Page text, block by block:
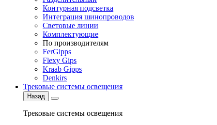
Контурная подсветка
Интеграция шинопроводов
Световые линии
Комплектующие
По производителям
FerGipps
Flexy Gips
Kraab Gipps
Denkirs
Трековые системы освещения
Назад
Трековые системы освещения